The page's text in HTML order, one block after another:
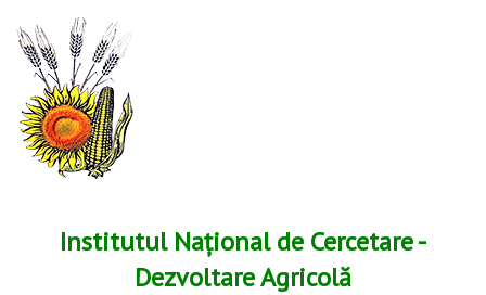
Institutul Național de Cercetare -
Dezvoltare Agricolă